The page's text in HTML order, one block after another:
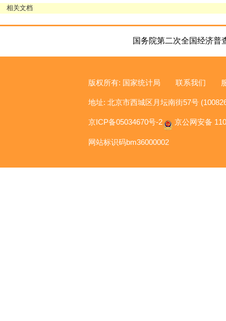
相关文档
国务院第二次全国经济普
版权所有: 国家统计局 联系我们
地址: 北京市西城区月坛南街57号
京ICP备05034670号-2 京公网安备
网站标识码bm36000002